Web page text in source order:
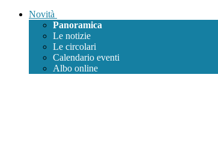
Novità
Panoramica
Le notizie
Le circolari
Calendario eventi
Albo online